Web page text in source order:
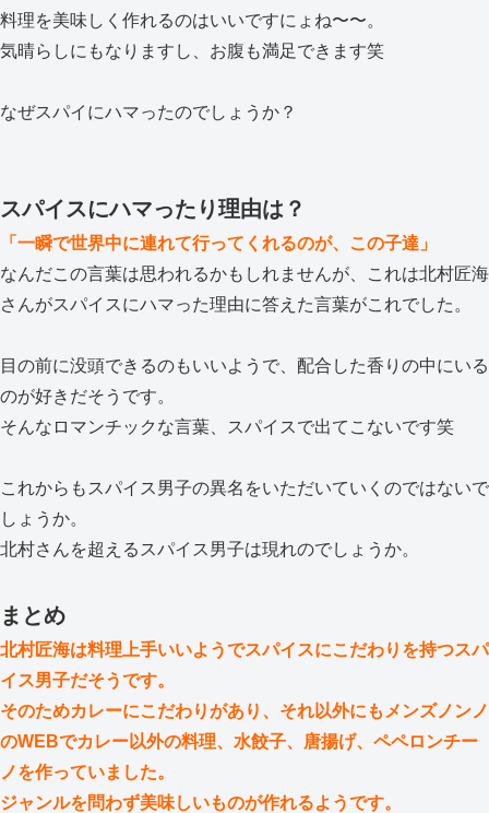
料理を美味しく作れるのはいいですにょね〜〜。
気晴らしにもなりますし、お腹も満足できます笑
なぜスパイにハマったのでしょうか？
スパイスにハマったり理由は？
「一瞬で世界中に連れて行ってくれるのが、この子達」
なんだこの言葉は思われるかもしれませんが、これは北村匠海
さんがスパイスにハマった理由に答えた言葉がこれでした。
目の前に没頭できるのもいいようで、配合した香りの中にいる
のが好きだそうです。
そんなロマンチックな言葉、スパイスで出てこないです笑
これからもスパイス男子の異名をいただいていくのではないで
しょうか。
北村さんを超えるスパイス男子は現れのでしょうか。
まとめ
北村匠海は料理上手いいようでスパイスにこだわりを持つスパ
イス男子だそうです。
そのためカレーにこだわりがあり、それ以外にもメンズノンノ
のWEBでカレー以外の料理、水餃子、唐揚げ、ペペロンチー
ノを作っていました。
ジャンルを問わず美味しいものが作れるようです。